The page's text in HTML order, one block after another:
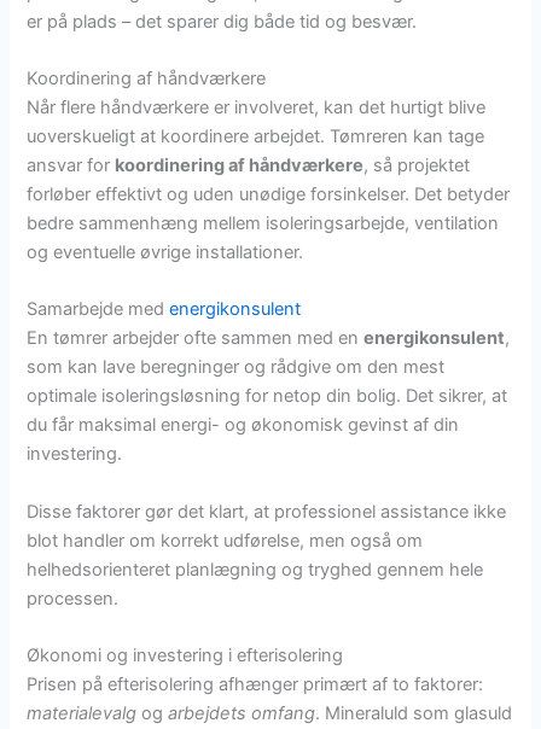
er på plads – det sparer dig både tid og besvær.
Koordinering af håndværkere
Når flere håndværkere er involveret, kan det hurtigt blive
uoverskueligt at koordinere arbejdet. Tømreren kan tage
ansvar for koordinering af håndværkere, så projektet
forløber effektivt og uden unødige forsinkelser. Det betyder
bedre sammenhæng mellem isoleringsarbejde, ventilation
og eventuelle øvrige installationer.
Samarbejde medenergikonsulent
En tømrer arbejder ofte sammen med enenergikonsulent,
som kan lave beregninger og rådgive om den mest
optimale isoleringsløsning for netop din bolig. Det sikrer, at
du får maksimal energi- og økonomisk gevinst af din
investering.
Disse faktorer gør det klart, at professionel assistance ikke
blot handler om korrekt udførelse, men også om
helhedsorienteret planlægning og tryghed gennem hele
processen.
Økonomi og investering i efterisolering
Prisen på efterisolering afhænger primært af to faktorer:
materialevalg ogarbejdets omfang. Mineraluld som glasuld